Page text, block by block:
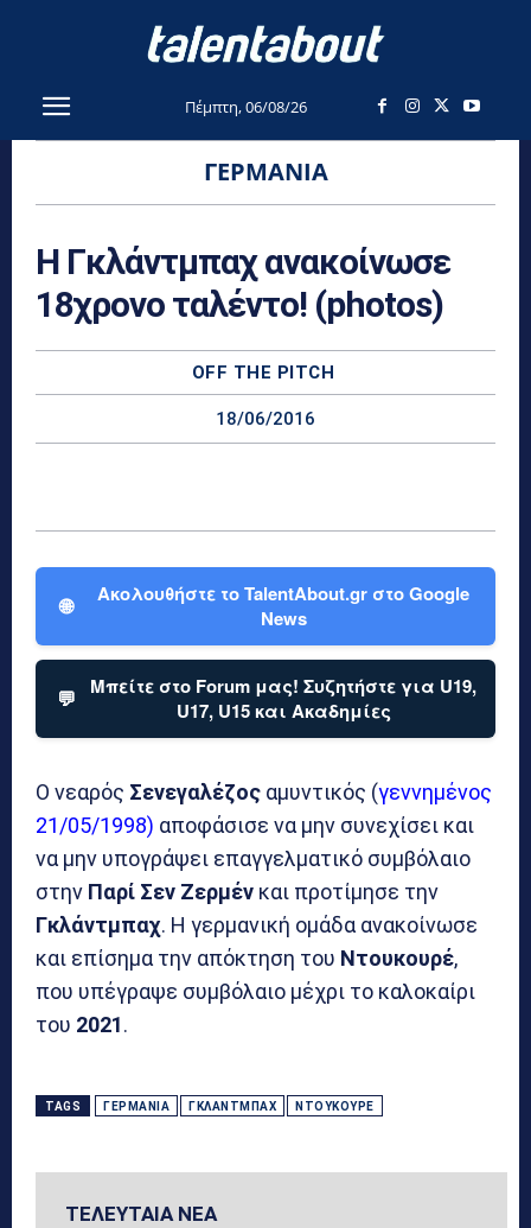
Πέμπτη, 06/08/26
ΓΕΡΜΑΝΊΑ
Η Γκλάντμπαχ ανακοίνωσε
18χρονο ταλέντο! (photos)
OFF THE PITCH
18/06/2016
🌐
Ακολουθήστε το TalentAbout.gr στο Google
News
💬
Μπείτε στο Forum μας! Συζητήστε για U19,
U17, U15 και Ακαδημίες
Ο νεαρός Σενεγαλέζος αμυντικός (γεννημένος
21/05/1998) αποφάσισε να μην συνεχίσει και
να μην υπογράψει επαγγελματικό συμβόλαιο
στην Παρί Σεν Ζερμέν και προτίμησε την
Γκλάντμπαχ. Η γερμανική ομάδα ανακοίνωσε
και επίσημα την απόκτηση του Ντουκουρέ,
που υπέγραψε συμβόλαιο μέχρι το καλοκαίρι
του 2021.
TAGS ΓΕΡΜΑΝΊΑ ΓΚΛΆΝΤΜΠΑΧ ΝΤΟΥΚΟΥΡΈ
ΤΕΛΕΥΤΑΙΑ ΝΕΑ